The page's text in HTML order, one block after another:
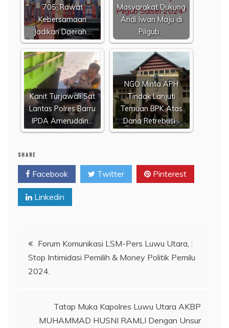
705, Rawat
Kebersamaan
Jadikan Daerah…
Masyarakat Dukung
Andi Iwan Maju di
Pilgub…
Kanit Turjawali Sat
Lantas Polres Barru
IPDA Ameruddin…
NGO Minta APH
Tindak Lanjuti
Temuan BPK Atas
Dana Retrebusi…
SHARE
Facebook Twitter Pinterest
Linkedin
Navigasi
pos
Forum Komunikasi LSM-Pers Luwu Utara, :
Stop Intimidasi Pemilih & Money Politik Pemilu
2024.
Tatap Muka Kapolres Luwu Utara AKBP
MUHAMMAD HUSNI RAMLI Dengan Unsur